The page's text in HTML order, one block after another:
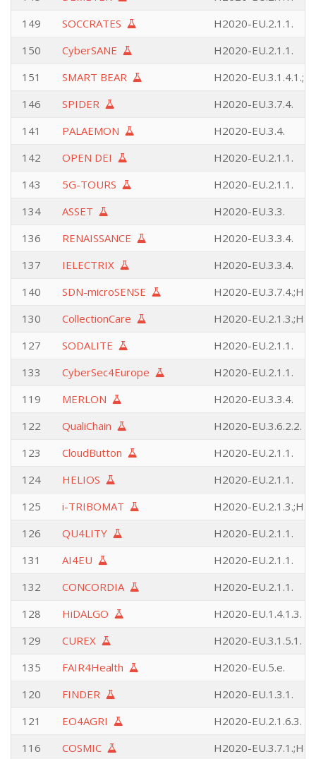
149
SOCCRATES
H2020-EU.2.1.1.
150
CyberSANE
H2020-EU.2.1.1.
151
SMART BEAR
H2020-
146
SPIDER
H2020-EU.3.7.4.
141
PALAEMON
H2020-EU.3.4.
142
OPEN DEI
H2020-EU.2.1.1.
143
5G-TOURS
H2020-EU.2.1.1.
134
ASSET
H2020-EU.3.3.
136
RENAISSANCE
H2020-EU.3.3.4.
137
IELECTRIX
H2020-EU.3.3.4.
140
SDN-microSENSE
H2020-
130
CollectionCare
H2020-
127
SODALITE
H2020-EU.2.1.1.
133
CyberSec4Europe
H2020-EU.2.1.1.
119
MERLON
H2020-EU.3.3.4.
122
QualiChain
H2020-EU.3.6.2.2.
123
CloudButton
H2020-EU.2.1.1.
124
HELIOS
H2020-EU.2.1.1.
125
i-TRIBOMAT
H2020-
126
QU4LITY
H2020-EU.2.1.1.
131
AI4EU
H2020-EU.2.1.1.
132
CONCORDIA
H2020-EU.2.1.1.
128
HiDALGO
H2020-EU.1.4.1.3.
129
CUREX
H2020-EU.3.1.5.1.
135
FAIR4Health
H2020-EU.5.e.
120
FINDER
H2020-EU.1.3.1.
121
EO4AGRI
H2020-EU.2.1.6.3.
116
COSMIC
H2020-